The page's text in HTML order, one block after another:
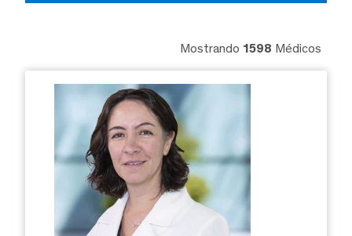
Mostrando 1598 Médicos